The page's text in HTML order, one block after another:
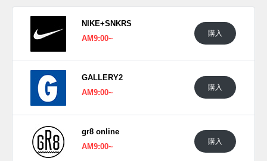
部を支えながら、刃のように鋭い"ダガー"形状で"SLIM
REAPER"のイメージを表現している。通気性を担うテキス
タイルタンや、アウトソールに刻まれる背番号"35"と"7"のデ
ィテールも、KDの歩みを象徴するポイントだ。
からソールまでを深みのあるパープルでまとめたカラー。サ
イドの小ぶりなスウッシュも同系色で配置し、ワントーンの
ての機能性に加え、コート外でも存在感を放つ一足へと仕上
げられている。ちなみに
"DRAKE"とのコラボレーション
で"NOCTA(ノクタ)"バージョン
もパープルでスタンバイして
NIKE+SNKRS
AM9:00~
購入
GALLERY2
AM9:00~
購入
gr8 online
AM9:00~
購入